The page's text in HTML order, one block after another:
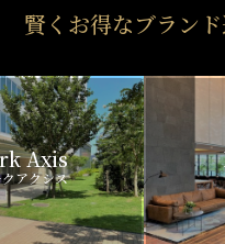
賢くお得なブラン
Axis
アクシス